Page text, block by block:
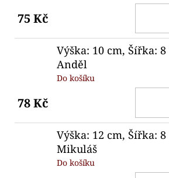
75 Kč
Výška: 10 cm, Šířka:
Anděl
Do košíku
78 Kč
Výška: 12 cm, Šířka:
Mikuláš
Do košíku